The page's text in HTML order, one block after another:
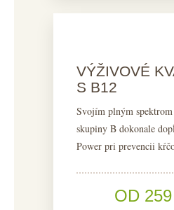
VÝŽIVOVÉ
S B12
Svojím plným
skupiny B dokonale
Power pri prevencii
OD